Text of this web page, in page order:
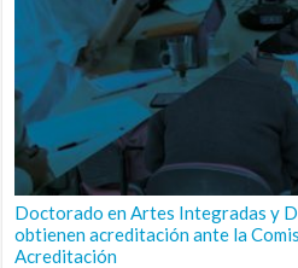
Doctorado en Artes Integradas y
obtienen acreditación ante la
Acreditación